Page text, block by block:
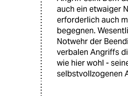
auch ein etwaiger
erforderlich auch
begegnen.
Notwehr der
verbalen Angriffs
wie hier wohl -
selbstvollzogenen